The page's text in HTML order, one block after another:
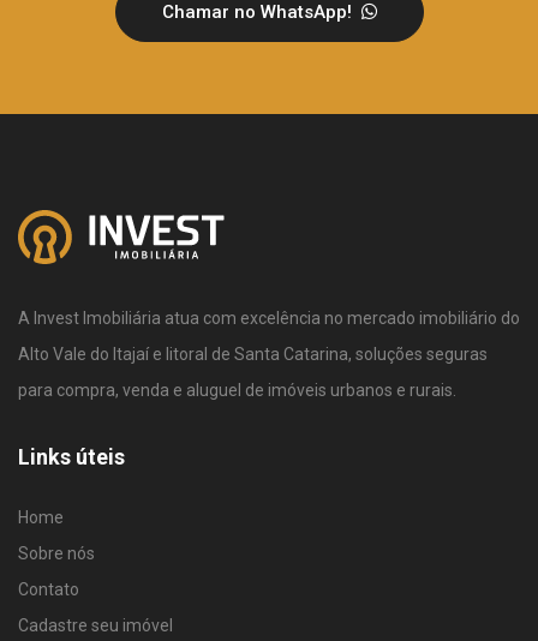
Chamar no WhatsApp!
A Invest Imobiliária atua com excelência no mercado imobiliário do
Alto Vale do Itajaí e litoral de Santa Catarina, soluções seguras
para compra, venda e aluguel de imóveis urbanos e rurais.
Links úteis
Home
Sobre nós
Contato
Cadastre seu imóvel